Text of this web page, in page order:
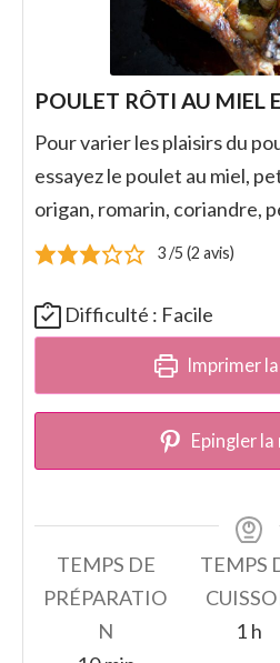
POULET RÔTI AU MIEL
Pour varier les plaisirs du
essayez le poulet au miel,
origan, romarin, coriandre,
3/5 (2 avis)
Difficulté : Facile
Imprimer
Epingler
TEMPS DE
PRÉPARATIO
N
TEMPS
1 h